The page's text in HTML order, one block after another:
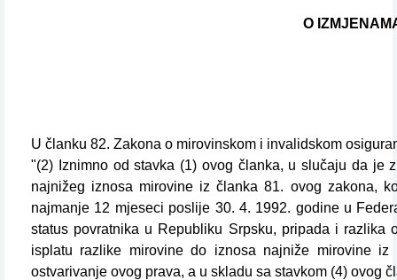
O
U članku 82. Zakona o mirovinskom i invalidskom
"(2) Iznimno od stavka (1) ovog članka, u slučaju da je
najnižeg iznosa mirovine iz članka 81. ovog zakona,
najmanje 12 mjeseci poslije 30. 4. 1992. godine u
status povratnika u Republiku Srpsku, pripada i
isplatu razlike mirovine do iznosa najniže mirovine
ostvarivanje ovog prava, a u skladu sa stavkom (4) ovog